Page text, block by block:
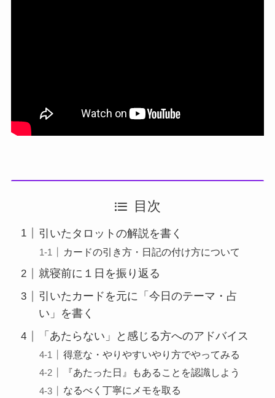
目次
引いたタロットの解説を書く
カードの引き方・日記の付け方について
就寝前に１日を振り返る
引いたカードを元に「今日のテーマ・占
い」を書く
「あたらない」と感じる方へのアドバイス
得意な・やりやすいやり方でやってみる
『あたった日』もあることを認識しよう
なるべく丁寧にメモを取る